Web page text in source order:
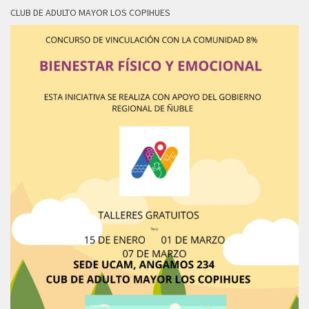
CLUB DE ADULTO MAYOR LOS COPIHUES